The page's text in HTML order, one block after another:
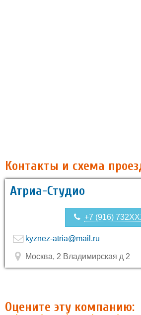
Контакты и схема
Атриа-Студио
+7 (916)
kyznez-atria@mail.ru
Москва, 2 Владимирская д 2
Оцените эту компанию: